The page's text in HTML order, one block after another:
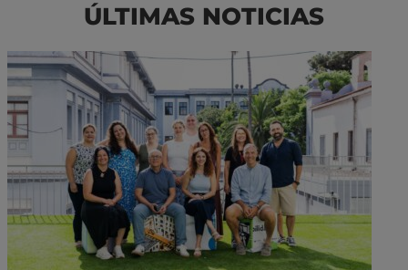
ÚLTIMAS NOTICIAS